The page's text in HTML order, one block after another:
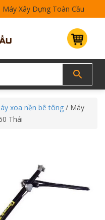
Xây Dựng Toàn Cầu
xoa nền bê tông / Máy
Thái